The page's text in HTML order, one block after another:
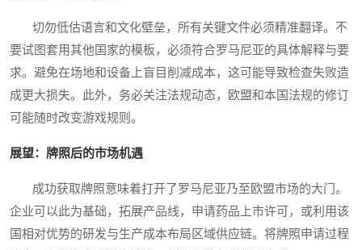
切勿低估语言和文化壁垒，所有关键文件必须精准翻译。不
要试图套用其他国家的模板，必须符合罗马尼亚的具体解释与要
求。避免在场地和设备上盲目削减成本，这可能导致检查失败造
成更大损失。此外，务必关注法规动态，欧盟和本国法规的修订
可能随时改变游戏规则。
展望：牌照后的市场机遇
成功获取牌照意味着打开了罗马尼亚乃至欧盟市场的大门。
企业可以此为基础，拓展产品线，申请药品上市许可，或利用该
国相对优势的研发与生产成本布局区域供应链。将牌照申请过程